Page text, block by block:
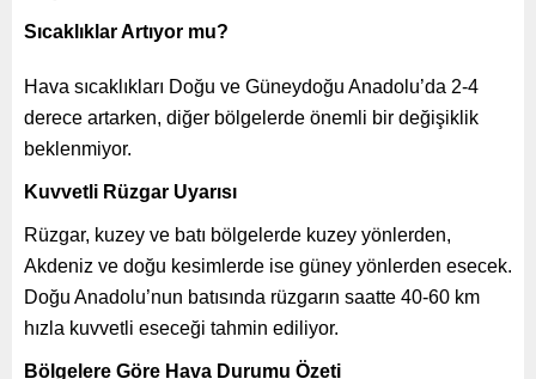
Sıcaklıklar Artıyor mu?
Hava sıcaklıkları Doğu ve Güneydoğu Anadolu’da 2-4
derece artarken, diğer bölgelerde önemli bir değişiklik
beklenmiyor.
Kuvvetli Rüzgar Uyarısı
Rüzgar, kuzey ve batı bölgelerde kuzey yönlerden,
Akdeniz ve doğu kesimlerde ise güney yönlerden esecek.
Doğu Anadolu’nun batısında rüzgarın saatte 40-60 km
hızla kuvvetli eseceği tahmin ediliyor.
Bölgelere Göre Hava Durumu Özeti